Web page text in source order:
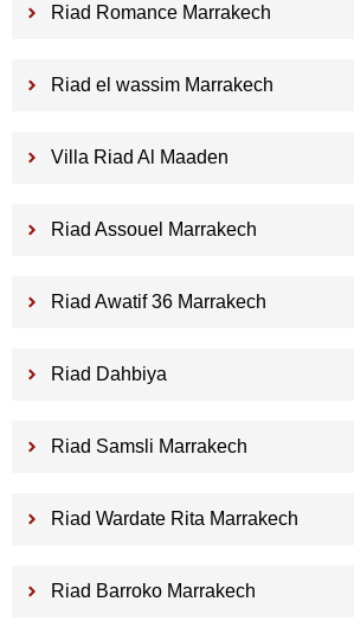
Riad Romance Marrakech
Riad el wassim Marrakech
Villa Riad Al Maaden
Riad Assouel Marrakech
Riad Awatif 36 Marrakech
Riad Dahbiya
Riad Samsli Marrakech
Riad Wardate Rita Marrakech
Riad Barroko Marrakech